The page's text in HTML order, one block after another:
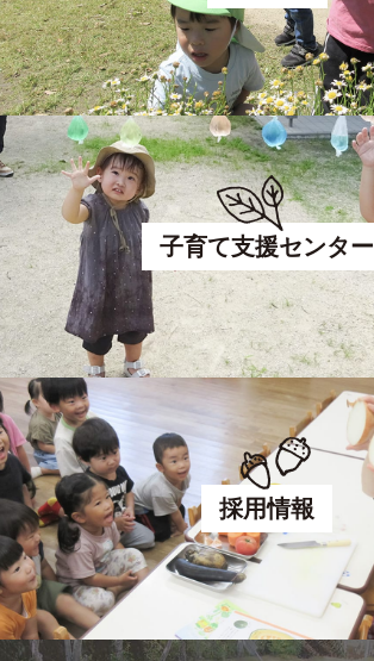
子育て支援センター
採用情報